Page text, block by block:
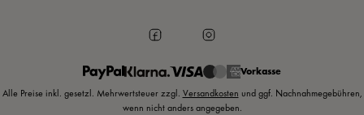
Vorkasse
Alle Preise inkl. gesetzl. Mehrwertsteuer zzgl. Versandkosten und ggf. Nachnahmegebühren,
wenn nicht anders angegeben.